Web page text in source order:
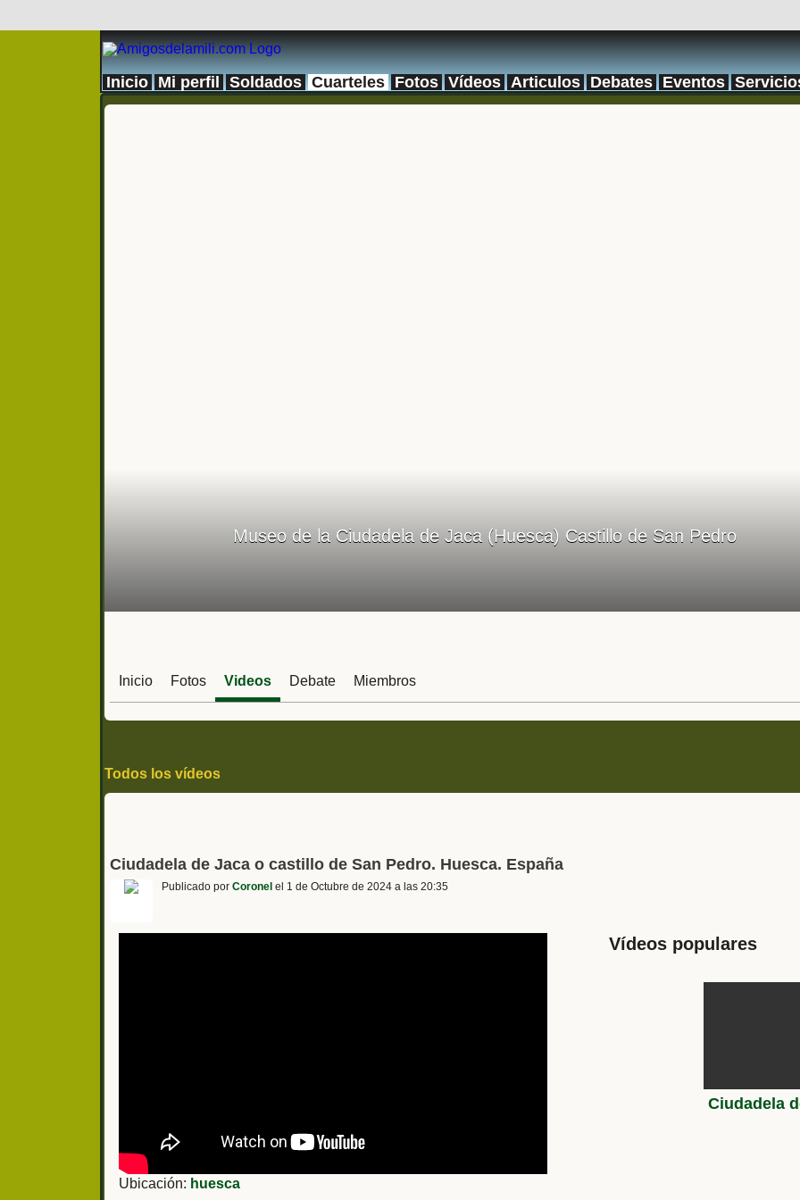
Inicio Mi perfil Soldados Cuarteles Fotos Vídeos Articulos Debates Eventos
Museo de la Ciudadela de Jaca (Huesca) Castillo de San Pedro
Inicio Fotos Videos Debate Miembros
Todos los vídeos
Ciudadela de Jaca o castillo de San Pedro. Huesca. España
Publicado por Coronel el 1 de Octubre de 2024 a las 20:35
Ubicación: huesca
Vídeos populares